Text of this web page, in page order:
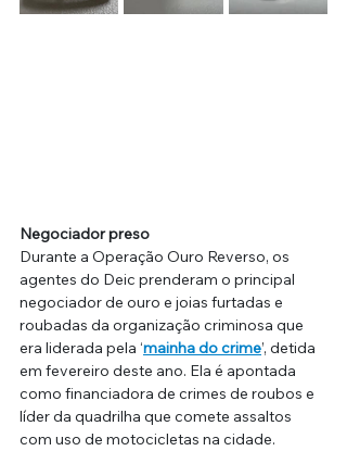
Negociador preso
Durante a Operação Ouro Reverso, os
agentes do Deic prenderam o principal
negociador de ouro e joias furtadas e
roubadas da organização criminosa que
era liderada pela ‘mainha do crime’, detida
em fevereiro deste ano. Ela é apontada
como financiadora de crimes de roubos e
líder da quadrilha que comete assaltos
com uso de motocicletas na cidade.